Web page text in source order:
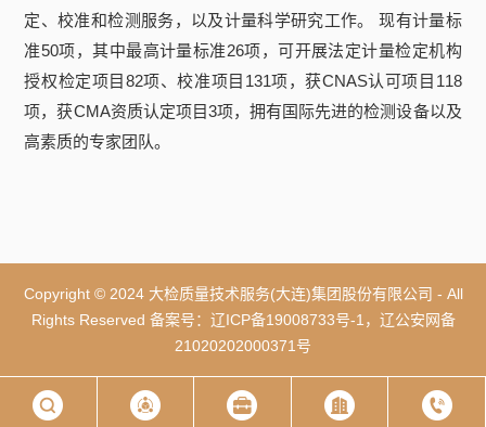
定、校准和检测服务，以及计量科学研究工作。 现有计量标
准50项，其中最高计量标准26项，可开展法定计量检定机构
授权检定项目82项、校准项目131项，获CNAS认可项目118
项，获CMA资质认定项目3项，拥有国际先进的检测设备以及
高素质的专家团队。
Copyright © 2024 大检质量技术服务(大连)集团股份有限公司 - All
Rights Reserved 备案号： 辽ICP备19008733号-1 ， 辽公安网备
21020202000371号